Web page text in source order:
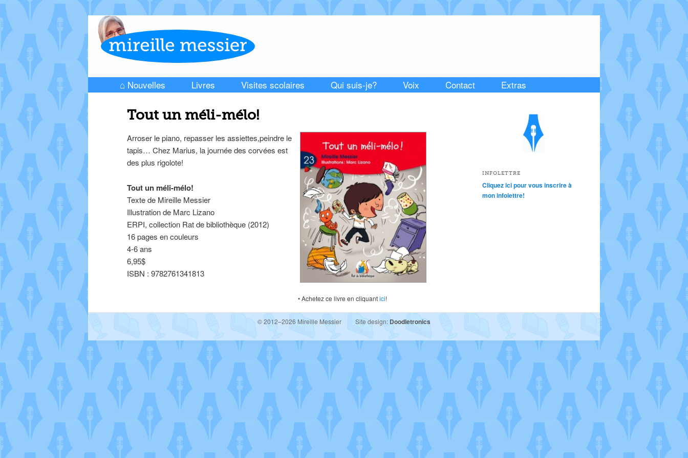
Main menuSkip to primary content
Skip to secondary content
⌂ Nouvelles Livres Visites scolaires Qui suis-je? Voix Contact Extras
Tout un méli-mélo!
• Achetez ce livre en cliquantici!
Arroser le piano, repasser les assiettes,peindre le
tapis… Chez Marius, la journée des corvées est
des plus rigolote!
Tout un méli-mélo!
Texte de Mireille Messier
Illustration de Marc Lizano
ERPI, collection Rat de bibliothèque (2012)
16 pages en couleurs
4-6 ans
6,95$
ISBN : 9782761341813
INFOLETTRE
Cliquez ici pour vous inscrire à
mon infolettre!
© 2012–2026 Mireille Messier Site design: Doodletronics